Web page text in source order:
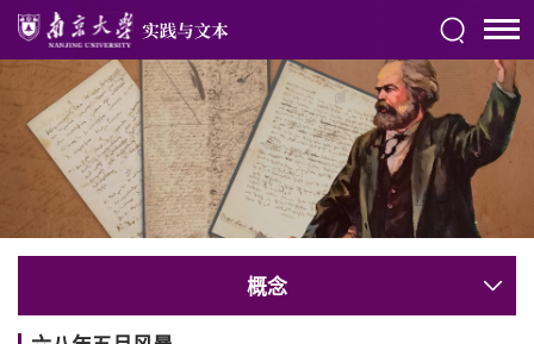
概念